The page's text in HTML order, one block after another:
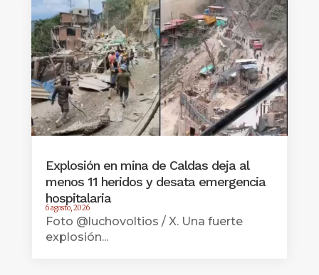
Explosión en mina de Caldas deja al
menos 11 heridos y desata emergencia
hospitalaria
6 agosto, 2026
Foto @luchovoltios / X. Una fuerte
explosión...